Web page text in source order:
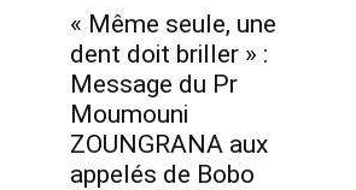
« Même seule, une
dent doit briller » :
Message du Pr
Moumouni
ZOUNGRANA aux
appelés de Bobo